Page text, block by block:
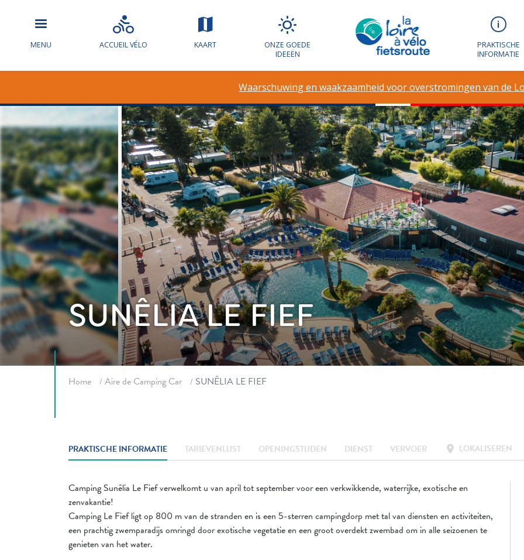
MENU ACCUEIL VÉLO KAART
ONZE GOEDE
IDEEËN
PRAKTISCHE
INFORMATIE
Waarschuwing en waakzaamheid voor overstromingen van de
SUNÊLIA LE FIEF
Home Aire de Camping Car SUNÊLIA LE FIEF
PRAKTISCHE INFORMATIE TARIEVENLIJST OPENINGSTIJDEN DIENST VERVOER location_on LOKALISEREN
Camping Sunêlia Le Fief verwelkomt u van april tot september voor een verkwikkende, waterrijke, exotische en
zenvakantie!
Camping Le Fief ligt op 800 m van de stranden en is een 5-sterren campingdorp met tal van diensten en activiteiten,
een prachtig zwemparadijs omringd door exotische vegetatie en een groot overdekt zwembad om in alle seizoenen te
genieten van het water.